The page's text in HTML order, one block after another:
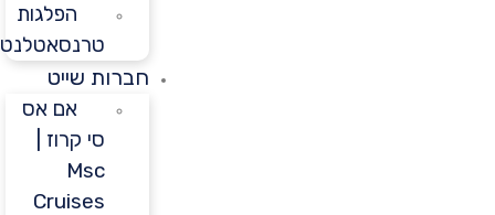
הפלגות
טרנסאטלנטיות
חברות שייט
אם אס
סי קרוז |
Cruises